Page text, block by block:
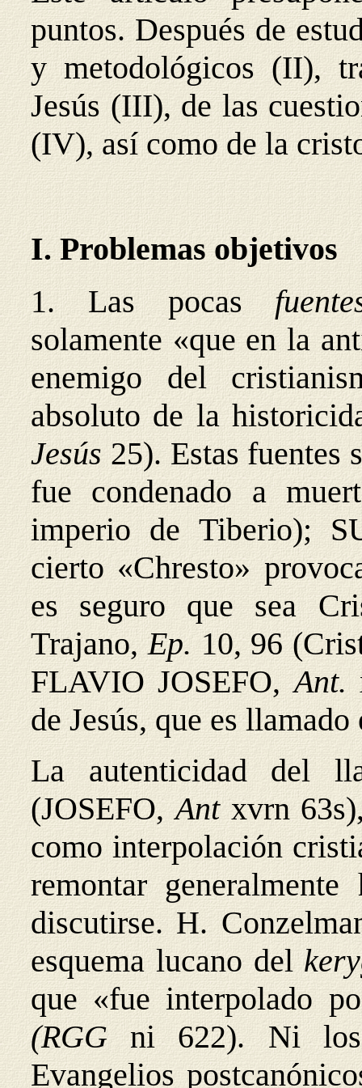
puntos. Después de
y metodológicos (II),
Jesús (III), de las
(IV), así como de la
I. Problemas objetivos
1. Las pocas
solamente «que en la
enemigo del
absoluto de la
Jesús 25). Estas
fue condenado a
imperio de Tiberio);
cierto «Chresto»
es seguro que sea
Trajano,Ep.10, 96
FLAVIO JOSEFO,Ant.
de Jesús, que es
La autenticidad del
(JOSEFO,Antxvrn
como interpolación
remontar
discutirse. H.
esquema lucano del
que «fue interpolado
(RGGni 622). Ni
Evangelios